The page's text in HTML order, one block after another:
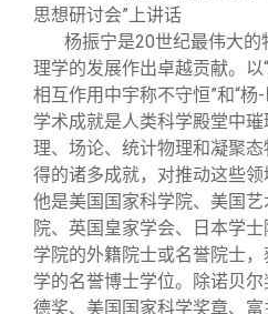
思想研讨会”上讲话
杨振宁是20世纪最伟大
理学的发展作出卓越贡献。以
相互作用中宇称不守恒”和“杨
学术成就是人类科学殿堂中
理、场论、统计物理和凝聚
得的诸多成就，对推动这些领
他是美国国家科学院、美国
院、英国皇家学会、日本学
学院的外籍院士或名誉院士
学的名誉博士学位。除诺贝
德奖、美国国家科学奖章、